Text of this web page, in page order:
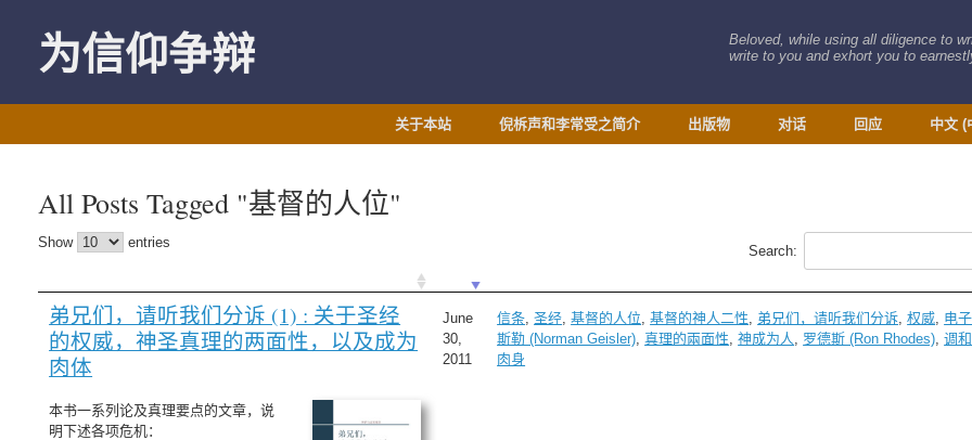
content为信仰争辩
Beloved, while using all diligence to
write to you and exhort you to
关于本站 倪柝声和李常受之简介 出版物 对话 回应 中文 (
All Posts Tagged "基督的人位"
Show entries
Search:
弟兄们，请听我们分诉 (1) : 关于圣经
的权威，神圣真理的两面性，以及成为
肉体
本书一系列论及真理要点的文章，说
明下述各项危机：
June
30,
2011
信条 ,圣经 ,基督的人位 ,基督的神人二性 弟兄们，请听我们分诉 ,权威 电
斯勒 (Norman Geisler) ,真理的兩面性 ,神成为人 罗德斯 (Ron Rhodes) ,调和
肉身